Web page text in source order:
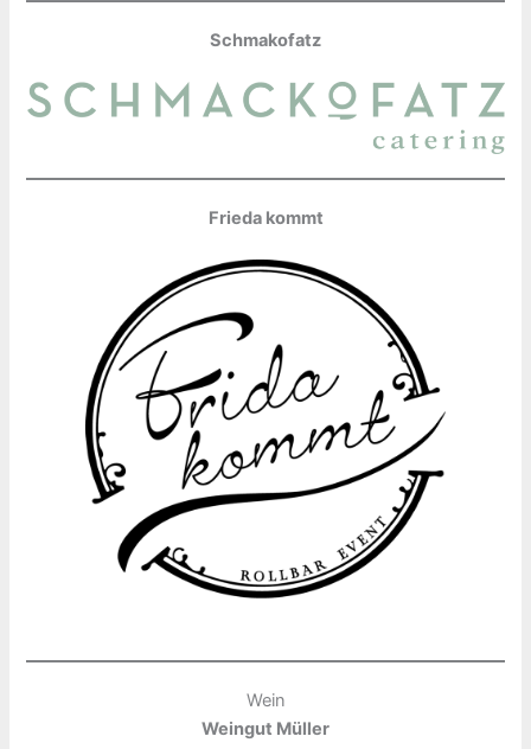
Schmakofatz
Frieda kommt
Wein
Weingut Müller